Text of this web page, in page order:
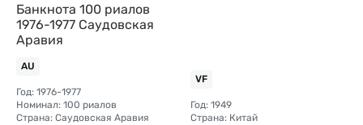
Банкнота 100 риалов
1976-1977 Саудовская
Аравия
AU
Год: 1976-1977
Номинал: 100 риалов
Страна: Саудовская Аравия
VF
Год: 1949
Страна: Китай